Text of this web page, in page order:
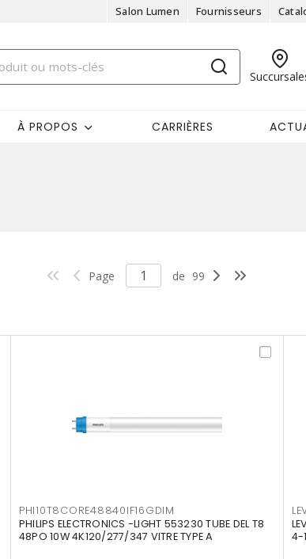
Salon Lumen Fournisseurs
À PROPOS CARRIÈRES
Page de 99
PHI10T8CORE48840IF16GDIM
PHILIPS ELECTRONICS -LIGHT 553230 TUBE DEL T8
48PO 10W 4K120/277/347 VITRE TYPE A
4-